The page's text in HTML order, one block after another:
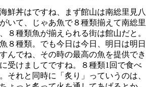
鮮丼はですね、まず館山は南総里見八
いて、じゃあ魚で８種類揃えて南総里
８種類魚が揃えられる街は館山だと。
８種類。でも今日は今日、明日は明日
んでね、その時の最高の魚を提供でき
受けましてですね。８種類1回で食べ
それと同時に「炙り」っていうのは、